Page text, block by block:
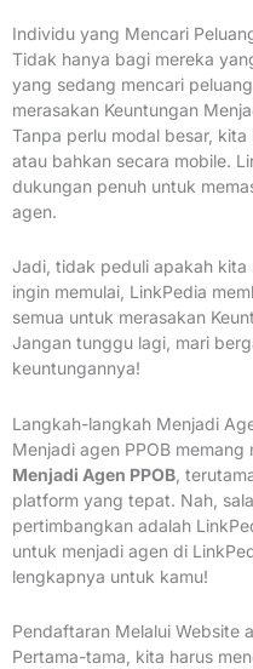
Individu yang Mencari
Tidak hanya bagi mereka
yang sedang mencari
merasakan Keuntungan
Tanpa perlu modal besar,
atau bahkan secara mobile.
dukungan penuh untuk
agen.
Jadi, tidak peduli apakah kita
ingin memulai, LinkPedia
semua untuk merasakan
Jangan tunggu lagi, mari
keuntungannya!
Langkah-langkah Menjadi
Menjadi agen PPOB memang
Menjadi Agen PPOB ,
platform yang tepat. Nah,
pertimbangkan adalah
untuk menjadi agen di
lengkapnya untuk kamu!
Pendaftaran Melalui Website
Pertama-tama, kita harus